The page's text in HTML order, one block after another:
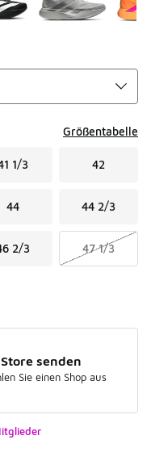
Größentabelle
1/3 42
44 44 2/3
2/3 47 1/3
senden
Sie einen Shop aus